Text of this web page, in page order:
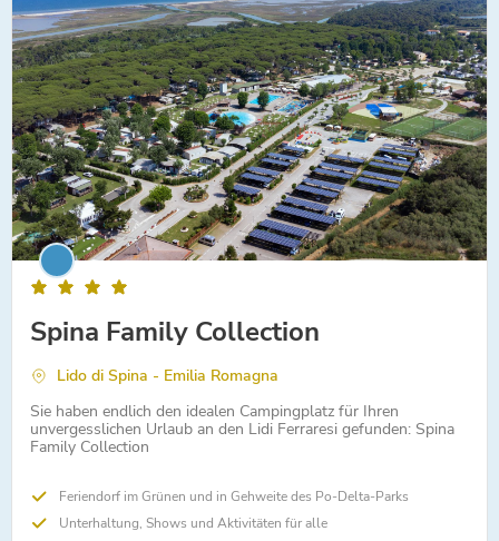
Spina Family Collection
Lido di Spina - Emilia Romagna
Sie haben endlich den idealen Campingplatz für Ihren
unvergesslichen Urlaub an den Lidi Ferraresi gefunden: Spina
Family Collection
Feriendorf im Grünen und in Gehweite des Po-Delta-Parks
Unterhaltung, Shows und Aktivitäten für alle